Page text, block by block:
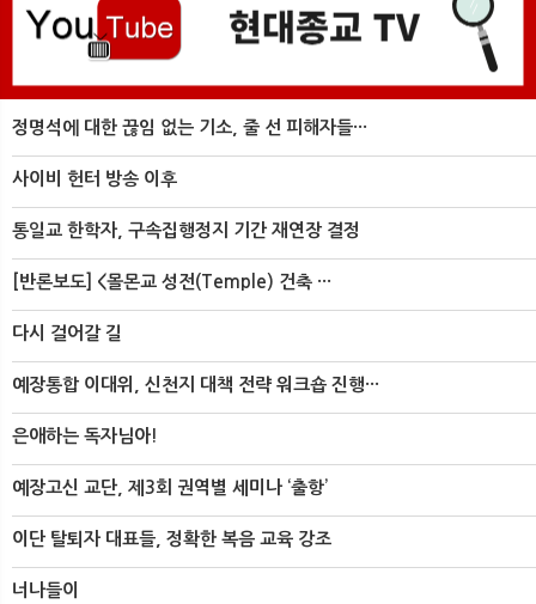
정명석에 대한 끊임 없는 기소, 줄 선 피해자들···
사이비 헌터 방송 이후
통일교 한학자, 구속집행정지 기간 재연장 결정
[반론보도] <몰몬교 성전(Temple) 건축 ···
다시 걸어갈 길
예장통합 이대위, 신천지 대책 전략 워크숍 진행···
은애하는 독자님아!
예장고신 교단, 제3회 권역별 세미나 ‘출항’
이단 탈퇴자 대표들, 정확한 복음 교육 강조
너나들이